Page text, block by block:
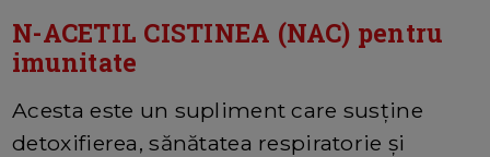
N-ACETIL CISTINEA (NAC) pentru
imunitate
Acesta este un supliment care susține
detoxifierea, sănătatea respiratorie și